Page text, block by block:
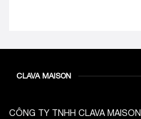
CLAVA MAISON
CÔNG TY TNHH CLAVA MAISON